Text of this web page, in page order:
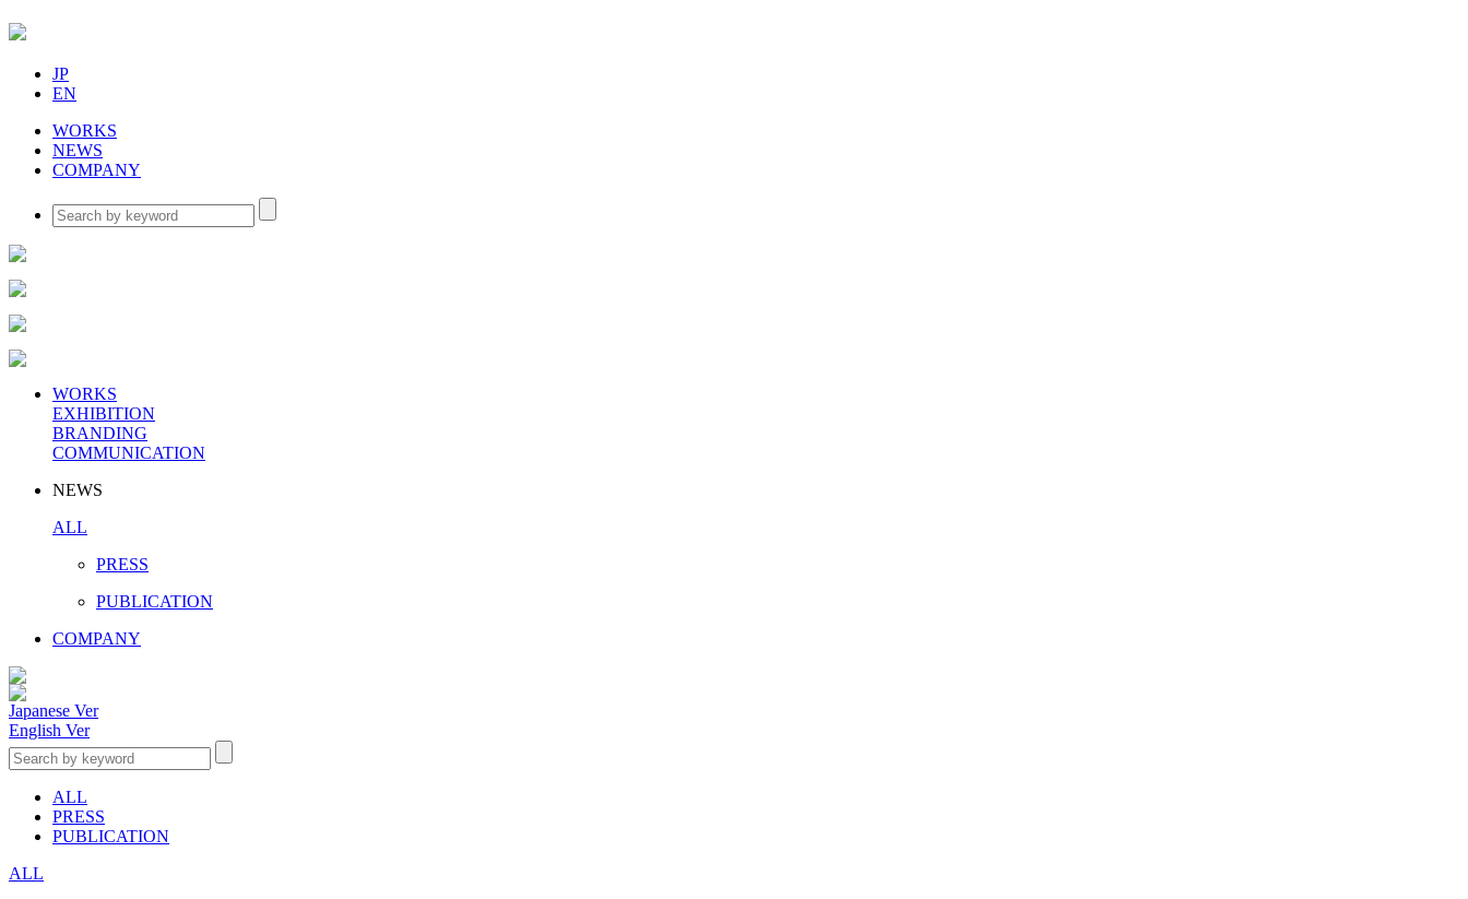
JP
EN
WORKS
NEWS
COMPANY
WORKS
EXHIBITION
BRANDING
COMMUNICATION
NEWS
ALL
PRESS
PUBLICATION
COMPANY
Japanese Ver
English Ver
ALL
PRESS
PUBLICATION
ALL